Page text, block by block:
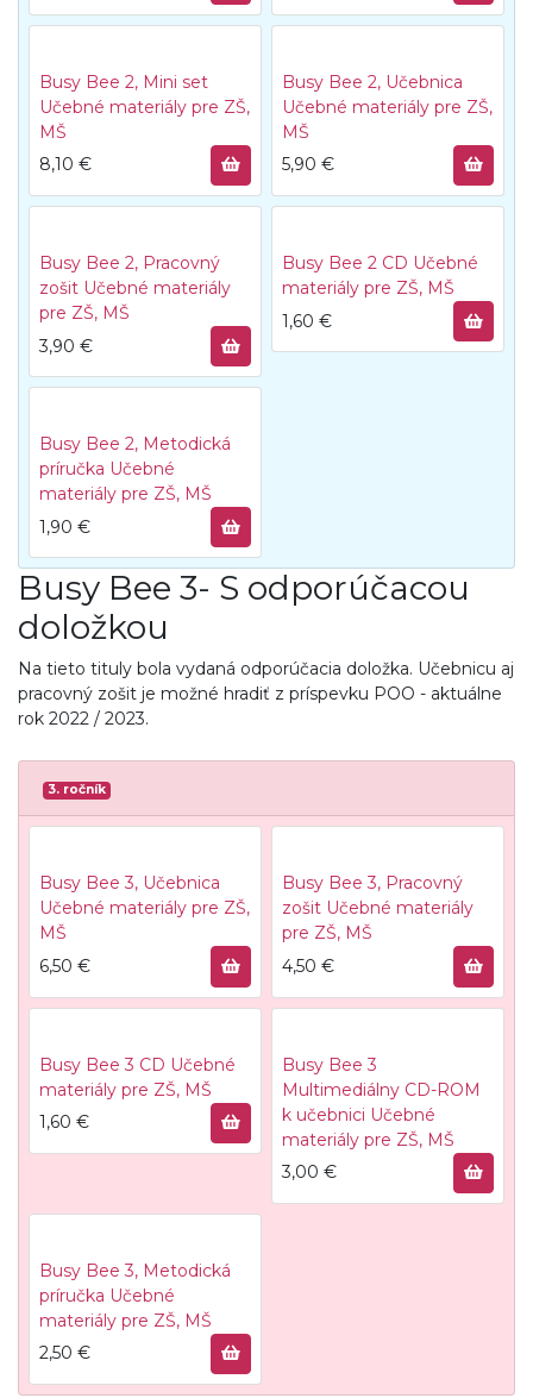
Busy Bee 2, Mini set
Učebné materiály pre ZŠ,
MŠ
8,10 €
Busy Bee 2, Učebnica
Učebné materiály pre ZŠ,
MŠ
5,90 €
Busy Bee 2, Pracovný
zošit Učebné materiály
pre ZŠ, MŠ
3,90 €
Busy Bee 2 CD Učebné
materiály pre ZŠ, MŠ
1,60 €
Busy Bee 2, Metodická
príručka Učebné
materiály pre ZŠ, MŠ
1,90 €
Busy Bee 3- S odporúčacou
doložkou
Na tieto tituly bola vydaná odporúčacia doložka. Učebnicu aj
pracovný zošit je možné hradiť z príspevku POO - aktuálne
rok 2022 / 2023.
3. ročník
Busy Bee 3, Učebnica
Učebné materiály pre ZŠ,
MŠ
6,50 €
Busy Bee 3, Pracovný
zošit Učebné materiály
pre ZŠ, MŠ
4,50 €
Busy Bee 3 CD Učebné
materiály pre ZŠ, MŠ
1,60 €
Busy Bee 3
Multimediálny CD-ROM
k učebnici Učebné
materiály pre ZŠ, MŠ
3,00 €
Busy Bee 3, Metodická
príručka Učebné
materiály pre ZŠ, MŠ
2,50 €